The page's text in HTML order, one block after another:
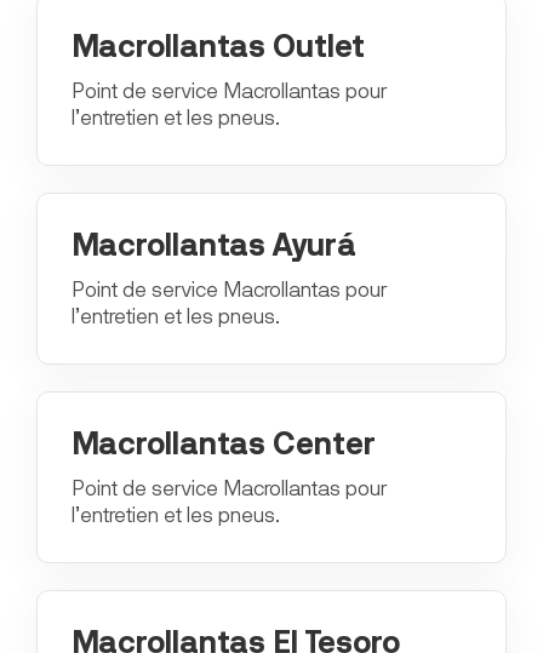
Macrollantas Outlet
Point de service Macrollantas pour
l’entretien et les pneus.
Macrollantas Ayurá
Point de service Macrollantas pour
l’entretien et les pneus.
Macrollantas Center
Point de service Macrollantas pour
l’entretien et les pneus.
Macrollantas El Tesoro